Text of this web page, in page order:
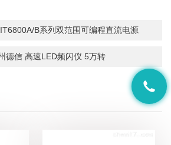
B系列双范围可编程直流电源
德信 高速LED频闪仪 5万转